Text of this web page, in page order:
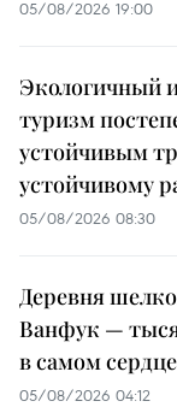
05/08/2026 19:00
Экологичный
туризм
устойчивым
устойчивому
05/08/2026 08:30
Деревня
Ванфук —
в самом
05/08/2026 04:12